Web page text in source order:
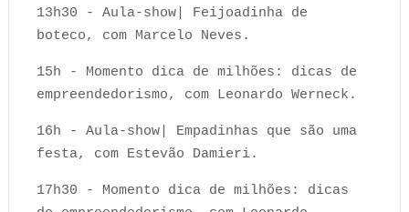
13h30 - Aula-show| Feijoadinha de
boteco, com Marcelo Neves.
15h - Momento dica de milhões: dicas de
empreendedorismo, com Leonardo Werneck.
16h - Aula-show| Empadinhas que são uma
festa, com Estevão Damieri.
17h30 - Momento dica de milhões: dicas